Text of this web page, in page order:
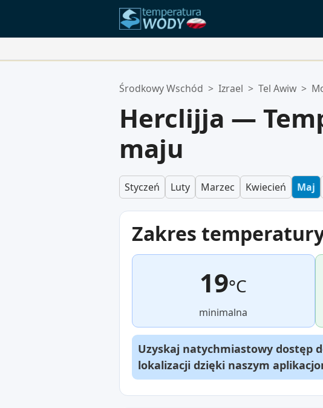
Twoja lista ulubionych jest pusta.
Środkowy Wschód > Izrael > Tel Awiw >
Herclijja —
maju
Styczeń Luty Marzec Kwiecień Maj
Zakres
19°C
minimalna
Uzyskaj natychmiastowy dostęp
lokalizacji dzięki naszym